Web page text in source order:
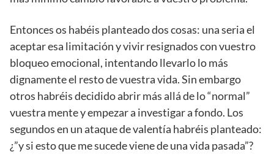
Entonces os habéis planteado dos cosas: una seria el
aceptar esa limitación y vivir resignados con vuestro
bloqueo emocional, intentando llevarlo lo más
dignamente el resto de vuestra vida. Sin embargo
otros habréis decidido abrir más allá de lo “normal”
vuestra mente y empezar a investigar a fondo. Los
segundos en un ataque de valentía habréis planteado:
¿”y si esto que me sucede viene de una vida pasada”?